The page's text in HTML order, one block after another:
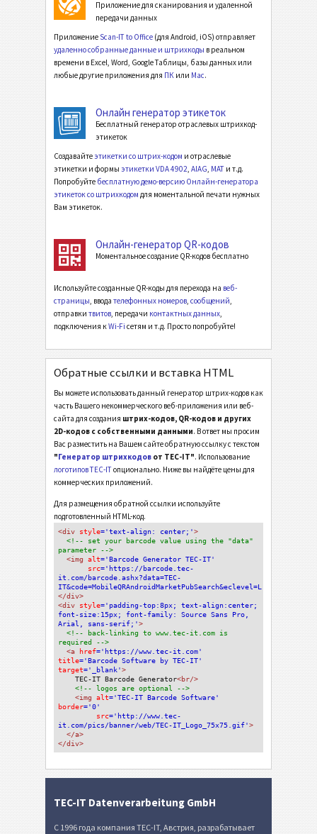
Приложение для сканирования и удаленной
передачи данных
Приложение Scan-IT to Office (для Android, iOS) отправляет
удаленно собранные данные и штрихкоды в реальном
времени в Excel, Word, Google Таблицы, базы данных или
любые другие приложения для ПК или Mac.
Онлайн генератор этикеток
Бесплатный генератор отраслевых штрихкод-
этикеток
Создавайте этикетки со штрих-кодом и отраслевые
этикетки и формы этикетки VDA 4902, AIAG, MAT и т.д.
Попробуйте бесплатную демо-версию Онлайн-генератора
этикеток со штрихкодом для моментальной печати нужных
Вам этикеток.
Онлайн-генератор QR-кодов
Моментальное создание QR-кодов бесплатно
Используйте созданные QR-коды для перехода на веб-
страницы, ввода телефонных номеров, сообщений,
отправки твитов, передачи контактных данных,
подключения кWi-Fi сетям и т.д. Просто попробуйте!
Обратные ссылки и вставка HTML
Вы можете использовать данный генератор штрих-кодов как
часть Вашего некоммерческого веб-приложения или веб-
сайта для создания штрих-кодов, QR-кодов и других
2D-кодов с собственными данными. В ответ мы просим
Вас разместить на Вашем сайте обратную ссылку с текстом
"Генератор штрихкодов от TEC-IT". Использование
логотипов TEC-ITопционально. Ниже вы найдёте цены для
коммерческих приложений.
Для размещения обратной ссылки используйте
подготовленный HTML-код.
<div style='text-align: center;'>
<!-- set your barcode value using the "data"
parameter -->
<img alt='Barcode Generator TEC-IT'
src='https://barcode.tec-
it.com/barcode.ashx?data=TEC-
IT&code=MobileQRAndroidMarketPubSearch&eclevel=L'
</div>
<div style='padding-top:8px; text-align:center;
font-size:15px; font-family: Source Sans Pro,
Arial, sans-serif;'>
<!-- back-linking to www.tec-it.com is
required -->
<a href='https://www.tec-it.com'
title='Barcode Software by TEC-IT'
target='_blank'>
TEC-IT Barcode Generator<br/>
<!-- logos are optional -->
<img alt='TEC-IT Barcode Software'
border='0'
src='http://www.tec-
it.com/pics/banner/web/TEC-IT_Logo_75x75.gif'>
</a>
</div>
TEC-IT Datenverarbeitung GmbH
С 1996 года компания TEC-IT, Австрия, разрабатывает